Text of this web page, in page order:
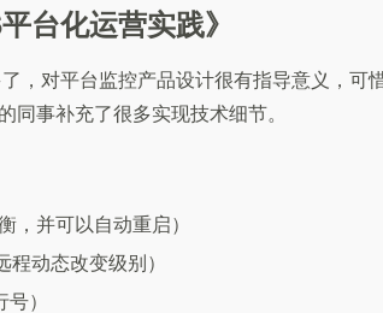
台化运营实践》
，对平台监控产品设计很有指导意义，可
同事补充了很多实现技术细节。
，并可以自动重启）
动态改变级别）
）